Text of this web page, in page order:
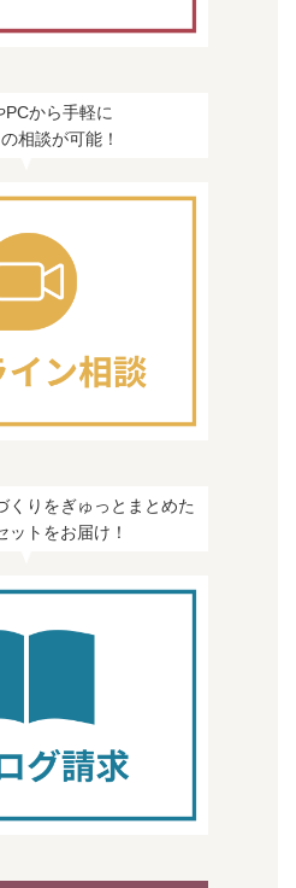
PCから手軽に
相談が可能！
くりをぎゅっとまとめた
ットをお届け！